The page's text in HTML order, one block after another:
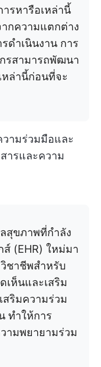
รหารือเหล่านี้
ากความแตกต่าง
ดำเนินงาน การ
รสามารถพัฒนา
หล่านี้ก่อนที่จะ
วามร่วมมือและ
ารและความ
สุขภาพที่กำลัง
ส์ (EHR) ใหม่มา
ชาชีพสำหรับ
เห็นและเสริม
สริมความร่วม
ทำให้การ
ามพยายามร่วม